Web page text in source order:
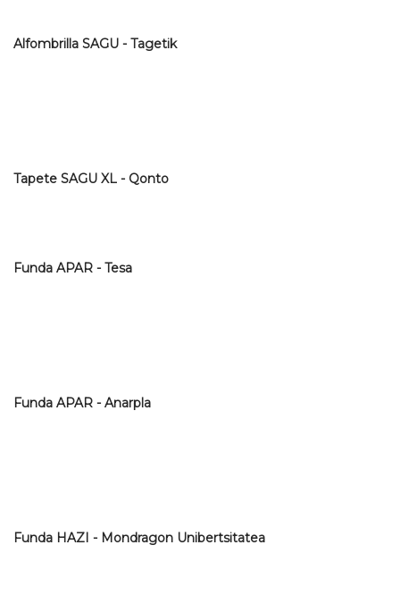
Alfombrilla SAGU - Tagetik
Tapete SAGU XL - Qonto
Funda APAR - Tesa
Funda APAR - Anarpla
Funda HAZI - Mondragon Unibertsitatea